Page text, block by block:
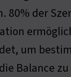
80% der
um
Balance